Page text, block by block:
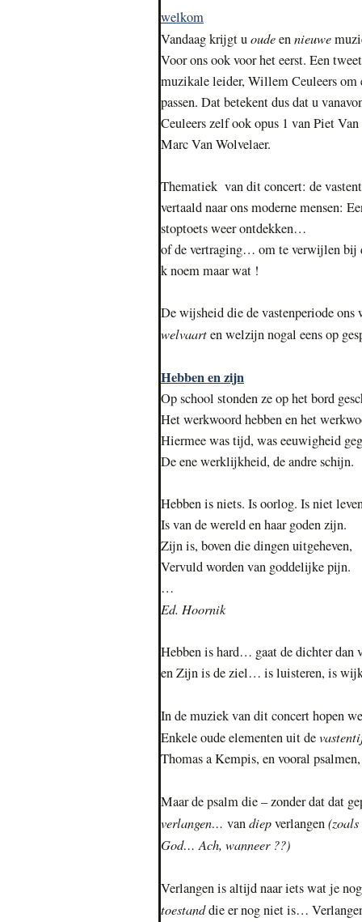
welkom
Vandaag krijgt uoudeennieuwe
Voor ons ook voor het eerst. Een
muzikale leider, Willem Ceuleers om
passen. Dat betekent dus dat u
Ceuleers zelf ook opus 1 van Piet
Marc Van Wolvelaer.
Thematiek van dit concert: de
vertaald naar ons moderne mensen:
stoptoets weer ontdekken…
of de vertraging… om te verwijlen bij
k noem maar wat !
De wijsheid die de vastenperiode
welvaarten welzijn nogal eens op
Hebben en zijn
Op school stonden ze op het bord
Het werkwoord hebben en het
Hiermee was tijd, was eeuwigheid
De ene werklijkheid, de andre schijn.
Hebben is niets. Is oorlog. Is niet
Is van de wereld en haar goden zijn.
Zijn is, boven die dingen uitgeheven,
Vervuld worden van goddelijke pijn.
…
Ed. Hoornik
Hebben is hard… gaat de dichter dan
en Zijn is de ziel… is luisteren, is
In de muziek van dit concert hopen
Enkele oude elementen uit de
Thomas a Kempis, en vooral
Maar de psalm die – zonder dat dat
verlangen… vandiepverlangen
God… Ach, wanneer ??)
Verlangen is altijd naar iets wat je
toestanddie er nog niet is…